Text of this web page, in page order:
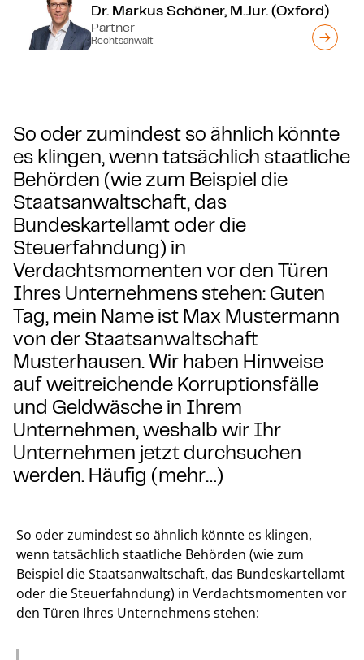
Dr. Markus Schöner, M.Jur. (Oxford)
Partner
Rechtsanwalt
So oder zumindest so ähnlich könnte
es klingen, wenn tatsächlich staatliche
Behörden (wie zum Beispiel die
Staatsanwaltschaft, das
Bundeskartellamt oder die
Steuerfahndung) in
Verdachtsmomenten vor den Türen
Ihres Unternehmens stehen: Guten
Tag, mein Name ist Max Mustermann
von der Staatsanwaltschaft
Musterhausen. Wir haben Hinweise
auf weitreichende Korruptionsfälle
und Geldwäsche in Ihrem
Unternehmen, weshalb wir Ihr
Unternehmen jetzt durchsuchen
werden. Häufig (mehr…)
So oder zumindest so ähnlich könnte es klingen,
wenn tatsächlich staatliche Behörden (wie zum
Beispiel die Staatsanwaltschaft, das Bundeskartellamt
oder die Steuerfahndung) in Verdachtsmomenten vor
den Türen Ihres Unternehmens stehen: